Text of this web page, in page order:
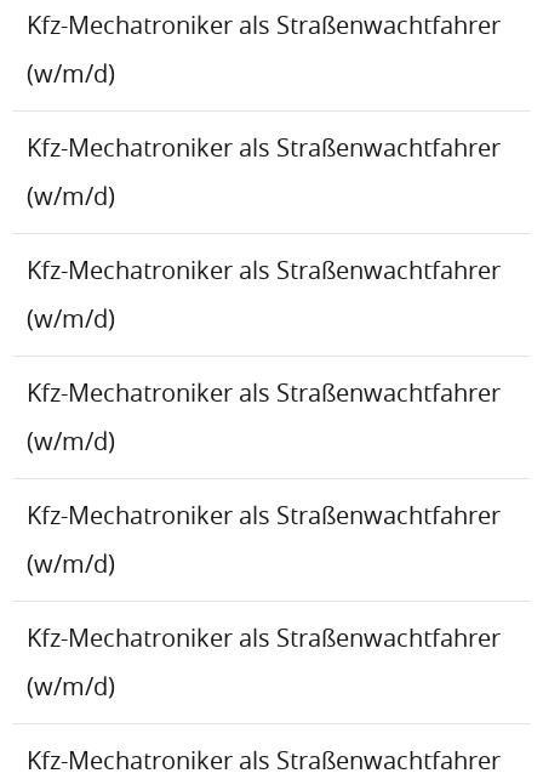
Kfz-Mechatroniker als Straßenwachtfahrer
(w/m/d)
Kfz-Mechatroniker als Straßenwachtfahrer
(w/m/d)
Kfz-Mechatroniker als Straßenwachtfahrer
(w/m/d)
Kfz-Mechatroniker als Straßenwachtfahrer
(w/m/d)
Kfz-Mechatroniker als Straßenwachtfahrer
(w/m/d)
Kfz-Mechatroniker als Straßenwachtfahrer
(w/m/d)
Kfz-Mechatroniker als Straßenwachtfahrer